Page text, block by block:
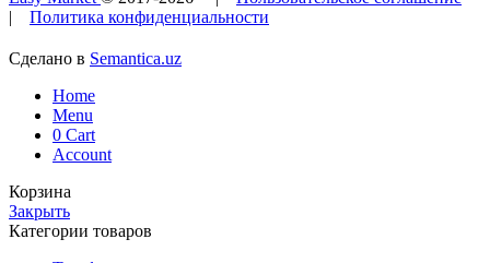
| Политика конфиденциальности
Сделано в Semantica.uz
Home
Menu
0 Cart
Account
Корзина
Закрыть
Категории товаров